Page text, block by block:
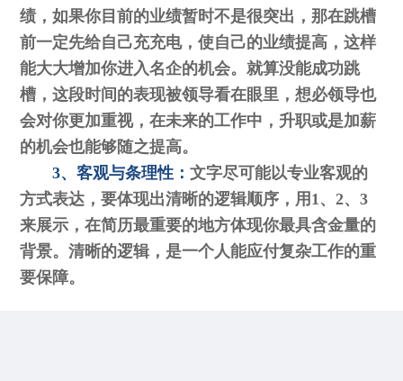
绩，如果你目前的业绩暂时不是很突出，那在跳槽
前一定先给自己充充电，使自己的业绩提高，这样
能大大增加你进入名企的机会。就算没能成功跳
槽，这段时间的表现被领导看在眼里，想必领导也
会对你更加重视，在未来的工作中，升职或是加薪
的机会也能够随之提高。
3、客观与条理性：文字尽可能以专业客观的
方式表达，要体现出清晰的逻辑顺序，用1、2、3
来展示，在简历最重要的地方体现你最具含金量的
背景。清晰的逻辑，是一个人能应付复杂工作的重
要保障。